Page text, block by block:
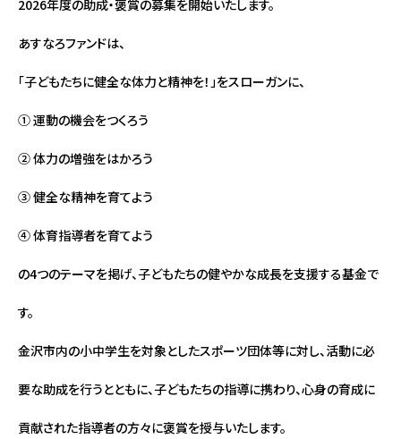
2026年度の助成・褒賞の募集を開始いたします。
あすなろファンドは、
「子どもたちに健全な体力と精神を！」をスローガンに、
① 運動の機会をつくろう
② 体力の増強をはかろう
③ 健全な精神を育てよう
④ 体育指導者を育てよう
の4つのテーマを掲げ、子どもたちの健やかな成長を支援する基金で
す。
金沢市内の小中学生を対象としたスポーツ団体等に対し、活動に必
要な助成を行うとともに、子どもたちの指導に携わり、心身の育成に
貢献された指導者の方々に褒賞を授与いたします。